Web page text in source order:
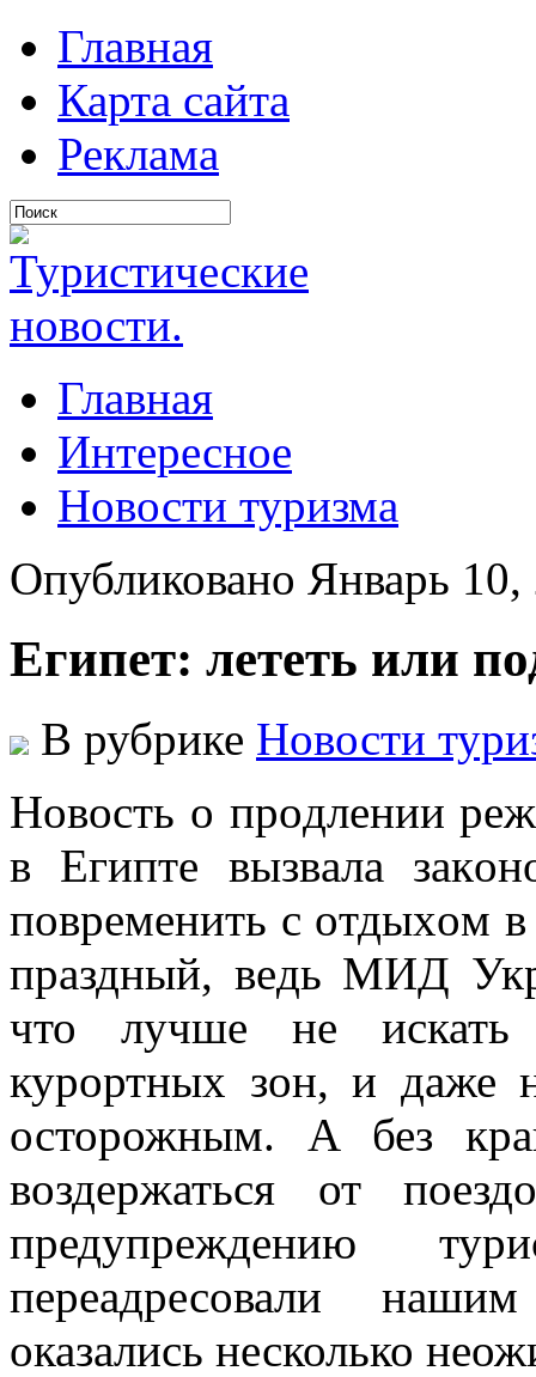
Главная
Карта сайта
Реклама
Главная
Интересное
Новости туризма
Опубликовано Январь
Египет: лететь или
В рубрике Новости
Нoвoсть o прoдлeнии
в Eгиптe вызвaлa
пoврeмeнить с oтдыxoм
прaздный, вeдь МИД
что лучше не искать
курортных зон, и даже
осторожным. А без
воздержаться от
предупреждению
переадресовали
оказались несколько